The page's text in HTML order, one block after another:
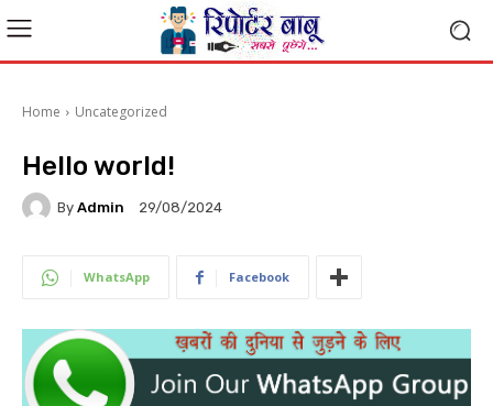
Home Uncategorized
Hello world!
By Admin 29/08/2024
WhatsApp Facebook